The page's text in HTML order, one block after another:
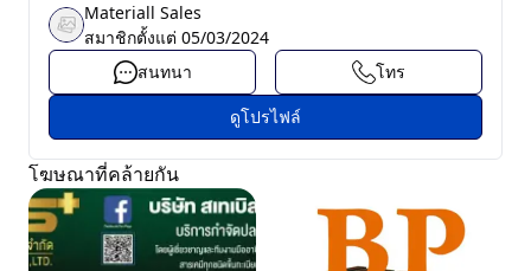
Materiall Sales
สมาชิกตั้งแต่ 05/03/2024
สนทนา
โทร
ดูโปรไฟล์
โฆษณาที่คล้ายกัน